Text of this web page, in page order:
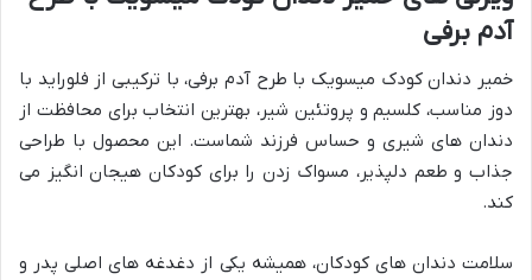
آدم برفی
خمیر دندان کودک میسویک با طرح آدم برفی، با ترکیبی از فلوراید با
دوز مناسب، کلسیم و پروتئین شیر، بهترین انتخاب برای محافظت از
دندان های شیری و حساس فرزند شماست. این محصول با طراحی
جذاب و طعم دلپذیر، مسواک زدن را برای کودکان هیجان انگیز می
کند.
سلامت دندان های کودکان، همیشه یکی از دغدغه های اصلی پدر و